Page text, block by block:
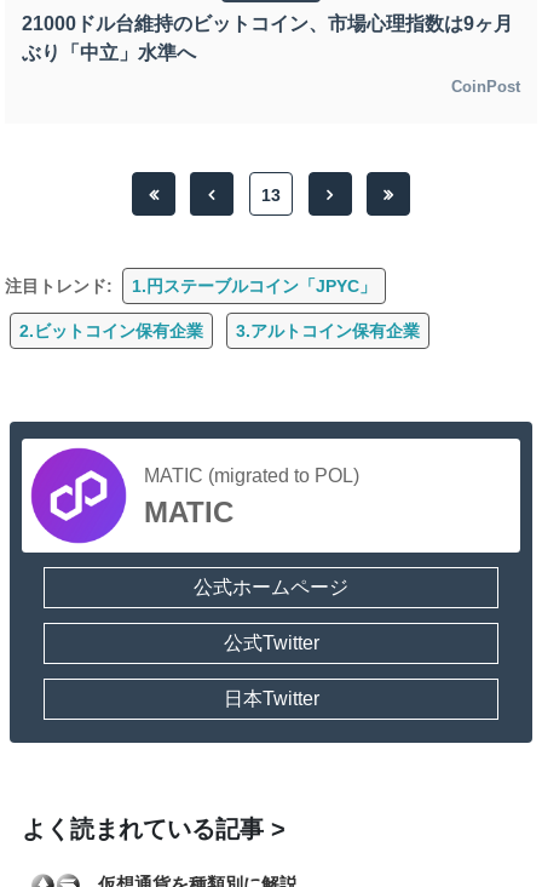
21000ドル台維持のビットコイン、市場心理指数は9ヶ月
ぶり「中立」水準へ
CoinPost
13
注目トレンド: 1.円ステーブルコイン「JPYC」
2.ビットコイン保有企業 3.アルトコイン保有企業
MATIC (migrated to POL)
MATIC
公式ホームページ
公式Twitter
日本Twitter
よく読まれている記事